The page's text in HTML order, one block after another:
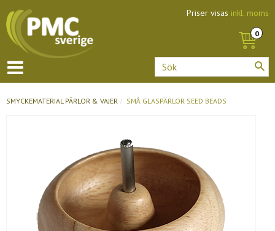
Priser visas inkl. moms
SMYCKEMATERIAL PÄRLOR & VAJER SMÅ GLASPÄRLOR SEED BEADS